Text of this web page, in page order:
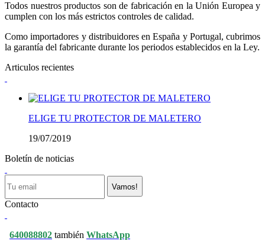
Todos nuestros productos son de fabricación en la Unión Europea y
cumplen con los más estrictos controles de calidad.
Como importadores y distribuidores en España y Portugal, cubrimos
la garantía del fabricante durante los periodos establecidos en la Ley.
Articulos recientes
ELIGE TU PROTECTOR DE MALETERO
19/07/2019
Boletín de noticias
Vamos!
Contacto
640088802 también WhatsApp